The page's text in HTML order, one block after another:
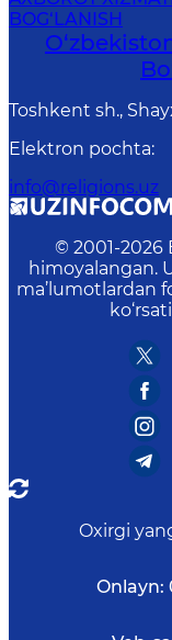
BOG‘LANISH
Toshkent sh.,
Elektron pochta:
info@religions.uz
© 2001-2026
himoyalangan.
ma’lumotlardan
Oxirgi
Onlayn: